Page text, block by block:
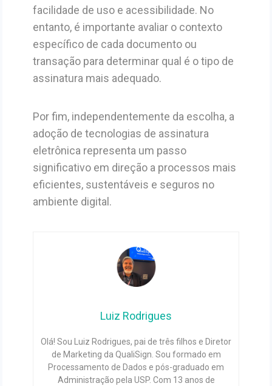
facilidade de uso e acessibilidade. No
entanto, é importante avaliar o contexto
específico de cada documento ou
transação para determinar qual é o tipo de
assinatura mais adequado.
Por fim, independentemente da escolha, a
adoção de tecnologias de assinatura
eletrônica representa um passo
significativo em direção a processos mais
eficientes, sustentáveis e seguros no
ambiente digital.
Luiz Rodrigues
Olá! Sou Luiz Rodrigues, pai de três filhos e Diretor
de Marketing da QualiSign. Sou formado em
Processamento de Dados e pós-graduado em
Administração pela USP. Com 13 anos de